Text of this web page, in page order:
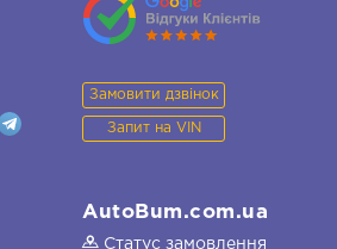
Замовити дзвінок
Запит на VIN
AutoBum.com.ua
Статус замовлення